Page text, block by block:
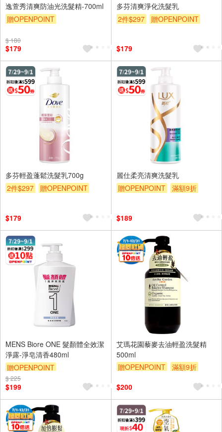
逸萱秀清爽防油光洗髮精-700ml
贈OPENPOINT
贈$200
$ 180
$179
多芬清爽淨化洗髮乳
2件$297
贈OPENPOINT
$179
多芬輕盈蓬鬆洗髮乳700g
2件$297
贈OPENPOINT
$179
麗仕柔亮清爽洗髮乳
贈OPENPOINT
滿額9折
$189
MENS Biore ONE 髮顏體全效潔
淨露-淨皂清香480ml
贈OPENPOINT
贈OPENPOINT
贈$200
$ 225
$199
艾瑪花園藜麥去油輕盈洗髮精
500ml
贈OPENPOINT
滿額9折
$200